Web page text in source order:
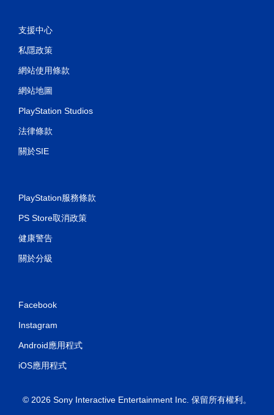
支援中心
私隱政策
網站使用條款
網站地圖
PlayStation Studios
法律條款
關於SIE
PlayStation服務條款
PS Store取消政策
健康警告
關於分級
Facebook
Instagram
Android應用程式
iOS應用程式
© 2026 Sony Interactive Entertainment Inc. 保留所有權利。